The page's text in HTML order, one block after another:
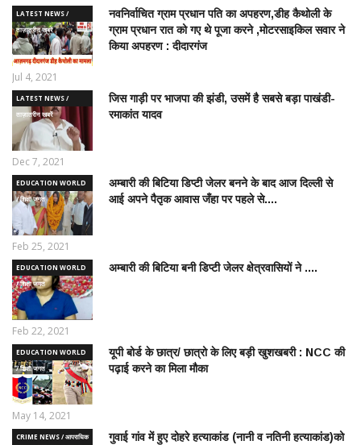
LATEST NEWS /
ताज़ातरीन खबरें
नवनिर्वाचित ग्राम प्रधान पति का अपहरण,डीह कैथोली के
ग्राम प्रधान रात को गए थे पूजा करने ,मोटरसाइकिल सवार ने
किया अपहरण : दीदारगंज
Jul 4, 2021
LATEST NEWS /
ताज़ातरीन खबरें
जिस गाड़ी पर भाजपा की झंडी, उसमें है सबसे बड़ा पाखंडी-
रमाकांत यादव
Dec 7, 2021
EDUCATION WORLD
/ शिक्षा जगत
अम्बारी की बिटिया डिप्टी जेलर बनने के बाद आज दिल्ली से
आई अपने पैतृक आवास जँहा पर पहले से....
Feb 25, 2021
EDUCATION WORLD
/ शिक्षा जगत
अम्बारी की बिटिया बनी डिप्टी जेलर क्षेत्रवासियों ने ....
Feb 22, 2021
EDUCATION WORLD
/ शिक्षा जगत
यूपी बोर्ड के छात्र/ छात्रो के लिए बड़ी खुशखबरी : NCC की
पढ़ाई करने का मिला मौका
May 14, 2021
CRIME NEWS / आपराधिक
गुवाई गांव में हुए दोहरे हत्याकांड (नानी व नतिनी हत्याकांड)को